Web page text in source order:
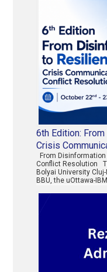
6th Edition:
Crisis
From
Conflict Resolution
Bolyai University
BBU, the uOttawa-IBM